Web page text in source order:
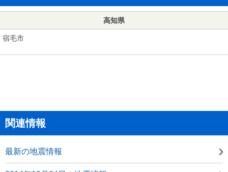
高知県
宿毛市
関連情報
最新の地震情報